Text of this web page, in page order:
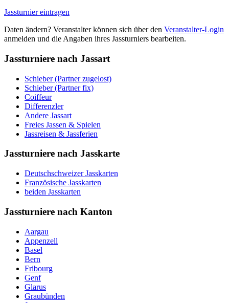
Jassturnier eintragen
Daten ändern? Veranstalter können sich über den Veranstalter-Login
anmelden und die Angaben ihres Jassturniers bearbeiten.
Jassturniere nach Jassart
Schieber (Partner zugelost)
Schieber (Partner fix)
Coiffeur
Differenzler
Andere Jassart
Freies Jassen & Spielen
Jassreisen & Jassferien
Jassturniere nach Jasskarte
Deutschschweizer Jasskarten
Französische Jasskarten
beiden Jasskarten
Jassturniere nach Kanton
Aargau
Appenzell
Basel
Bern
Fribourg
Genf
Glarus
Graubünden